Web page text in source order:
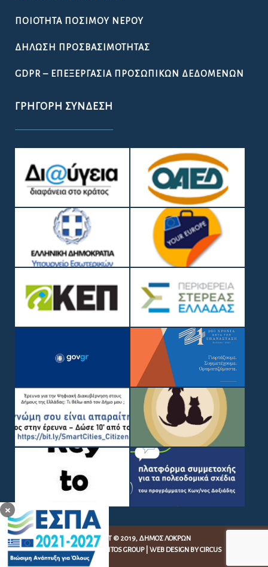
×
ΠΟΙΌΤΗΤΑ ΠΌΣΙΜΟΥ ΝΕΡΟΎ
ΔΉΛΩΣΗ ΠΡΟΣΒΑΣΙΜΌΤΗΤΑΣ
GDPR – ΕΠΕΞΕΡΓΑΣΙΑ ΠΡΟΣΩΠΙΚΩΝ ΔΕΔΟΜΕΝΩΝ
ΓΡΉΓΟΡΗ ΣΎΝΔΕΣΗ
COPYRIGHT © 2019, ΔΉΜΟΣ ΛΟΚΡΏΝ
WEB DEVELOPMENT BYEGRITOS GROUP| WEB DESIGN BY CIRCUS
DESIGN STUDIO